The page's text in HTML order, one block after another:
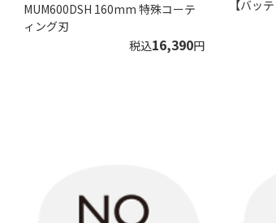
MUM600DSH 160mm 特殊コーテ
ィング刃
税込16,390円
【バッ